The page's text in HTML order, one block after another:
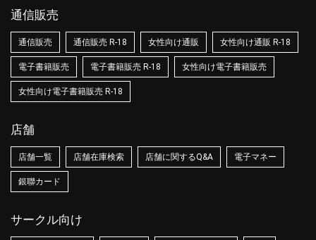
通信販売
通信販売 通信販売 R-18 女性向け通販 女性向け通販 R-18
電子書籍販売 電子書籍販売 R-18 女性向け電子書籍販売
女性向け電子書籍販売 R-18
店舗
店舗一覧 店舗在庫検索 店舗に関するQ&A 電子マネー
銀聯カード
サークル向け